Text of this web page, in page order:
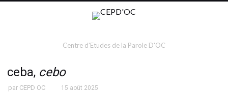
Centre d'Etudes de la Parole D'OC
ceba, cebo
par CEPD OC 15 août 2025